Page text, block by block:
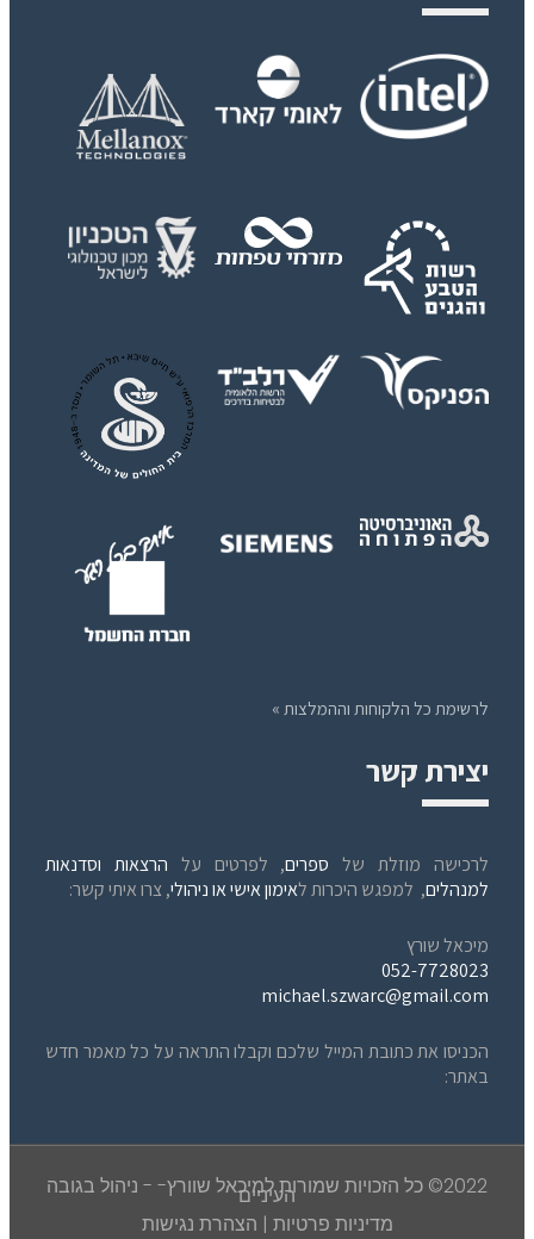
לרשימת כל הלקוחות וההמלצות »
יצירת קשר
לרכישה מוזלת של ספרים, לפרטים על הרצאות וסדנאות
למנהלים, למפגש היכרות לאימון אישי או ניהולי, צרו איתי קשר:
מיכאל שורץ
052-7728023
michael.szwarc@gmail.com
הכניסו את כתובת המייל שלכם וקבלו התראה על כל מאמר חדש
באתר:
2022© כל הזכויות שמורות למיכאל שוורץ- - ניהול בגובה
העיניים
מדיניות פרטיות | הצהרת נגישות